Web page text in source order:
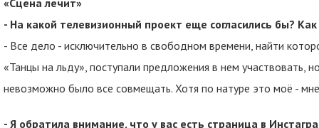
«Сцена лечит»
- На какой телевизионный проект еще согласились бы?
- Все дело - исключительно в свободном времени, найти
«Танцы на льду», поступали предложения в нем участвовать,
невозможно было все совмещать. Хотя по натуре это моё -
- Я обратила внимание, что у вас есть страница в